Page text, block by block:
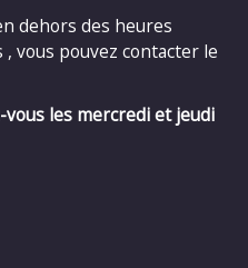
dehors des heures
vous pouvez contacter le
vous les mercredi et jeudi